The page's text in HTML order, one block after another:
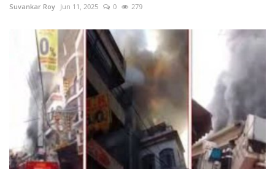
Suvankar Roy Jun 11, 2025 0 279